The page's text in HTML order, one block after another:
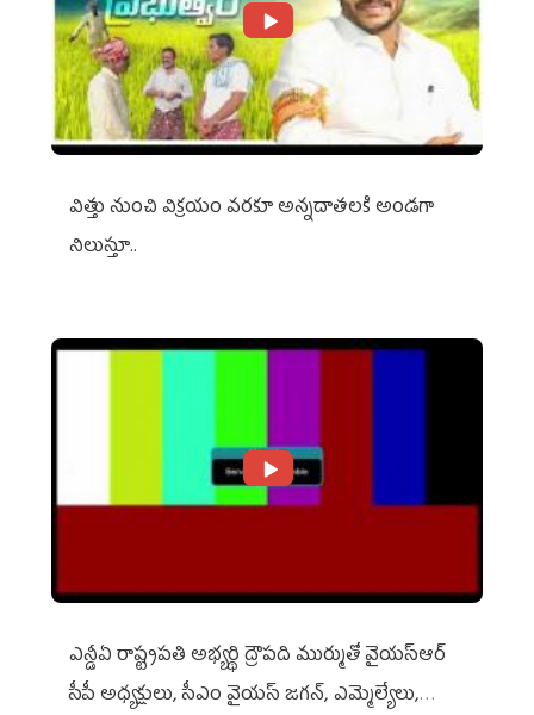
విత్తు నుంచి విక్రయం వరకూ అన్నదాతలకి అండగా
నిలుస్తూ..
ఎన్డీఏ రాష్ట్ర‌ప‌తి అభ్య‌ర్థి ద్రౌప‌ది ముర్ముతో వైయ‌స్ఆర్
సీపీ అధ్య‌క్షులు, సీఎం వైయ‌స్ జ‌గ‌న్, ఎమ్మెల్యేలు,